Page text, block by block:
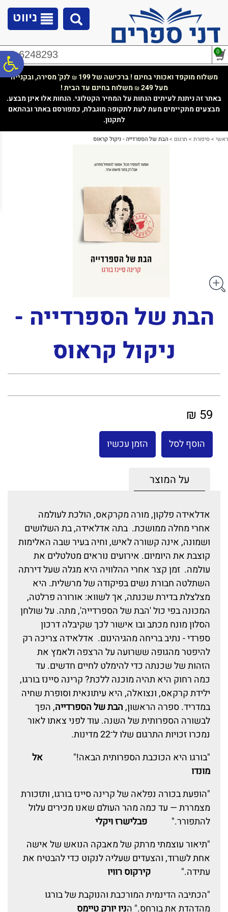
נגישות
ניווט
02-6248293 0
משלוח מוקפד ואכותי בחינם ! ברכישה של 199 ₪ לנק' מסירה, ובקנייה
מעל 249
₪משלוח בחינם עד הבית !
באתר זה ניתנת לעיתים הנחות על המחיר הקטלוגי. הנחות אלו אינן מבצע.
מבצעים מתקיימים מעת לעת לתקופה מוגבלת, כמפורסם באתר ובהתאם
לתקנון.
ראשי >סיפורת > תרגום >הבת של הספרדייה - ניקול קראוס
הבת של הספרדייה -
ניקול קראוס
59 ₪
הוסף לסל הזמן עכשיו
על המוצר
אדלאידה פלקון, מורה מקרקאס, הולכת לעולמה
אחרי מחלה ממושכת. בתה אדלאידה, בת השלושים
ושמונה, אינה קשורה לאיש, וחיה בעיר שבה האלימות
קוצבת את היומיום. אירועים נוראים מטלטלים את
עולמה. זמן קצר אחרי ההלוויה היא מגלה שעל דירתה
השתלטה חבורת נשים בפיקודה של מרשלית. היא
מצלצלת בדירת שכנתה, אך לשווא: אורורה פרלטה,
המכוּנה בפי כול 'הבת של הספרדייה', מתה. על שולחן
הסלון מונח מכתב ובו אישור לכך שקיבלה דרכון
ספרדי - נתיב בריחה מהגיהינום. אדלאידה צריכה רק
להיפטר מהגופה ששרועה על הרצפה ולאמץ את
הזהות של שכנתה כדי להימלט לחיים חדשים. עד
כמה רחוק היא תהיה מוכנה ללכת? קרינה סיינז בורגו,
ילידת קרקאס, ונצואלה, היא עיתונאית וסופרת שחיה
במדריד. ספרה הראשון,הבת של הספרדייה, הפך
לבשורה הספרותית של השנה. עוד לפני צאתו לאור
נמכרו זכויות התרגום שלו ל־22 מדינות.
"בורגו היא הכוכבת הספרותית הבאה!"
אל
מונדו
"הופעת בכורה נפלאה של קרינה סיינז בורגו, ותזכורת
מצמררת — עד כמה מהר העולם שאנו מכירים עלול
להתפורר."
פבלישרז ויקלי
"תיאור עוצמתי מרתק של מאבקה הנואש של אישה
אחת לשרוד, והצעדים שעליה לנקוט כדי להבטיח את
עתידה." קירקוס רוויו
"הכתיבה הדינמית המורכבת והנוקבת של בורגו
מהדהדת את בורחס." הניו יורק טיימס